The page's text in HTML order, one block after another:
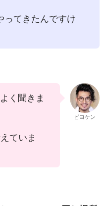
ってきたんですけ
く聞きま
ていま
ビヨケン